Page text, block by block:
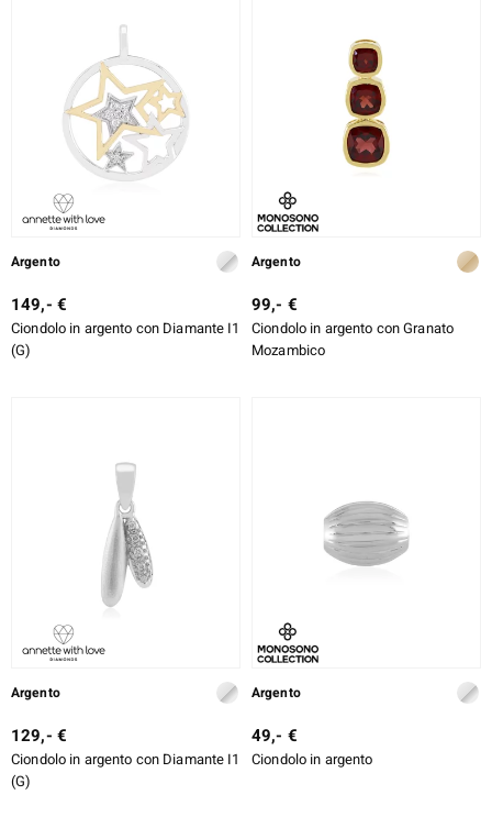
Argento
149,- €
Ciondolo in argento con Diamante I1
(G)
Argento
99,- €
Ciondolo in argento con Granato
Mozambico
Argento
129,- €
Ciondolo in argento con Diamante I1
(G)
Argento
49,- €
Ciondolo in argento